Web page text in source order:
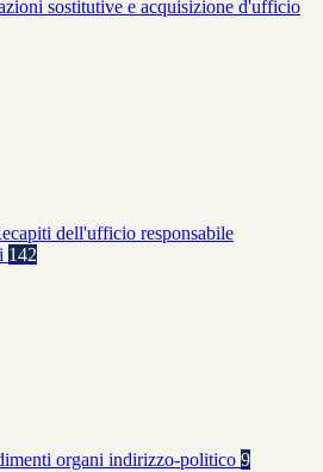
sostitutive e acquisizione d'ufficio
dell'ufficio responsabile
142
organi indirizzo-politico 9